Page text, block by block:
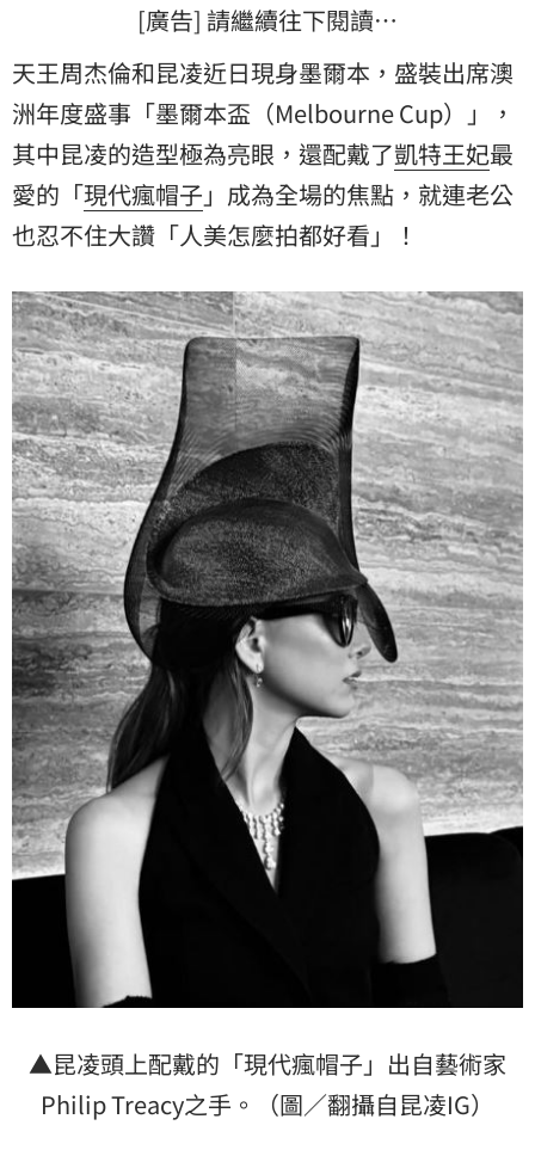
[廣告] 請繼續往下閱讀…
天王周杰倫和昆凌近日現身墨爾本，盛裝出席澳
洲年度盛事「墨爾本盃（Melbourne Cup）」，
其中昆凌的造型極為亮眼，還配戴了凱特王妃最
愛的「現代瘋帽子 」成為全場的焦點，就連老公
也忍不住大讚「人美怎麼拍都好看」！
▲昆凌頭上配戴的「現代瘋帽子」出自藝術家
Philip Treacy之手。（圖／翻攝自昆凌IG）